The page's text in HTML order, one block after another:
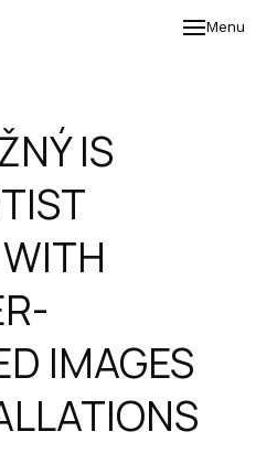
Menu
IS
IMAGES